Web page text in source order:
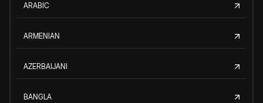
ARABIC
ARMENIAN
AZERBAIJANI
BANGLA